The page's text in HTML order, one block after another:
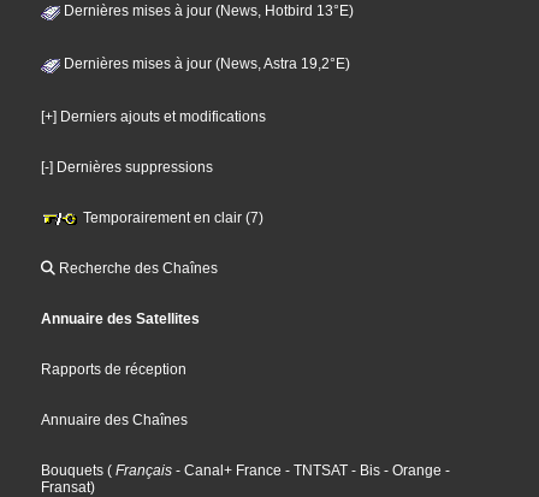
Dernières mises à jour (News, Hotbird 13°E)
Dernières mises à jour (News, Astra 19,2°E)
[+] Derniers ajouts et modifications
[-] Dernières suppressions
Temporairement en clair (7)
Recherche des Chaînes
Annuaire des Satellites
Rapports de réception
Annuaire des Chaînes
Bouquets ( Français - Canal+ France - TNTSAT - Bis - Orange -
Fransat)